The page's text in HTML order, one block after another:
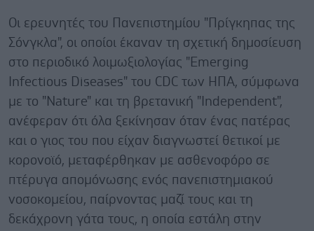
Οι ερευνητές του Πανεπιστημίου "Πρίγκηπας της
Σόνγκλα", οι οποίοι έκαναν τη σχετική δημοσίευση
στο περιοδικό λοιμωξιολογίας "Emerging
Infectious Diseases" του CDC των ΗΠΑ, σύμφωνα
με το "Nature" και τη βρετανική "Independent",
ανέφεραν ότι όλα ξεκίνησαν όταν ένας πατέρας
και ο γιος του που είχαν διαγνωστεί θετικοί με
κορονοϊό, μεταφέρθηκαν με ασθενοφόρο σε
πτέρυγα απομόνωσης ενός πανεπιστημιακού
νοσοκομείου, παίρνοντας μαζί τους και τη
δεκάχρονη γάτα τους, η οποία εστάλη στην